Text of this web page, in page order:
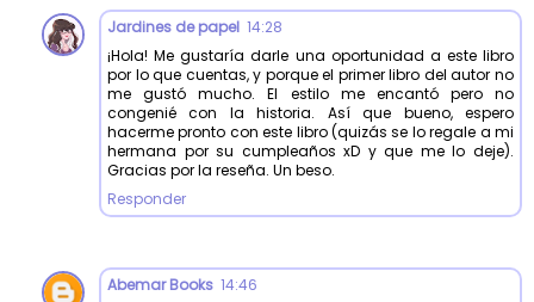
Jardines de papel 14:28
¡Hola! Me gustaría darle una oportunidad a este libro
por lo que cuentas, y porque el primer libro del autor no
me gustó mucho. El estilo me encantó pero no
congenié con la historia. Así que bueno, espero
hacerme pronto con este libro (quizás se lo regale a mi
hermana por su cumpleaños xD y que me lo deje).
Gracias por la reseña. Un beso.
Responder
Abemar Books 14:46